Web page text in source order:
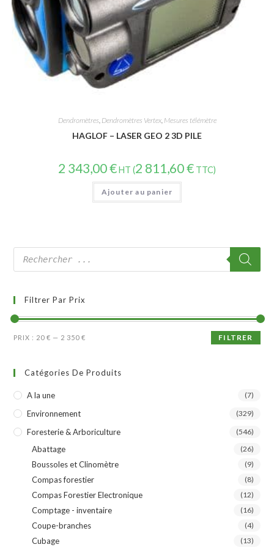
Dendromètres, Dendromètres Vertex, Mesures télémètre
HAGLOF – LASER GEO 2 3D PILE
2 343,00€HT (2 811,60€ TTC)
Ajouter au panier
Filtrer Par Prix
FILTRER
PRIX : 20 € — 2 350 €
Catégories De Produits
A la une (7)
Environnement (329)
Foresterie & Arboriculture (546)
Abattage (26)
Boussoles et Clinomètre (9)
Compas forestier (8)
Compas Forestier Electronique (12)
Comptage - inventaire (16)
Coupe-branches (4)
Cubage (13)